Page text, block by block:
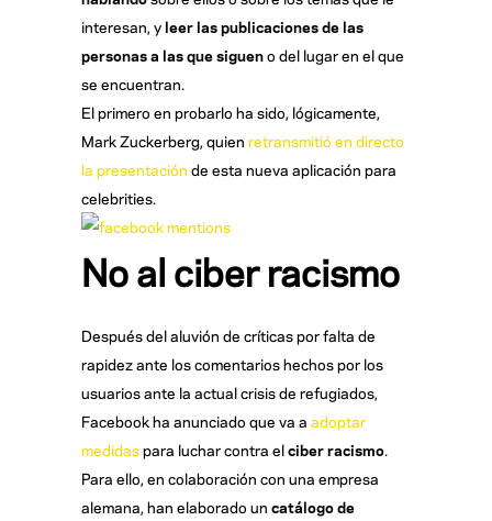
interesan, y leer las publicaciones de las
personas a las que sigueno del lugar en el que
se encuentran.
El primero en probarlo ha sido, lógicamente,
Mark Zuckerberg, quien retransmitió en directo
la presentación de esta nueva aplicación para
celebrities.
No al ciber racismo
Después del aluvión de críticas por falta de
rapidez ante los comentarios hechos por los
usuarios ante la actual crisis de refugiados,
Facebook ha anunciado que va a adoptar
medidaspara luchar contra elciber racismo.
Para ello, en colaboración con una empresa
alemana, han elaborado un catálogo de